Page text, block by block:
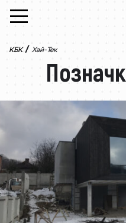
Skip to content
КБК / Хай-Тек